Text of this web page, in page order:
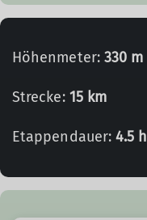
Höhenmeter: 330 m
Strecke: 15 km
Etappendauer:4.5 h